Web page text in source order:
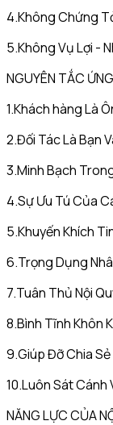
4.Không Chứng
5.Không Vụ Lợi -
NGUYÊN TẮC
1.Khách hàng Là
2.Đối Tác Là Bạn
3.Minh Bạch
4.Sự Ưu Tú Của
5.Khuyến Khích
6.Trọng Dụng
7.Tuân Thủ Nội
8.Bình Tĩnh Khôn
9.Giúp Đỡ Chia
10.Luôn Sát Cánh
NĂNG LỰC CỦA